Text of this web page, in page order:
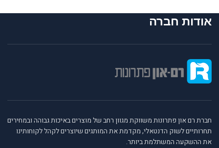
אודות חברה
חברת רם און פתרונות משווקת מגוון רחב של מוצרים באיכות גבוהה ובמחירים
תחרותיים לשוק הדנטאלי, מקדמת את המותגים שיוצרים לקהל לקוחותינו
את ההשקעה המשתלמת ביותר.